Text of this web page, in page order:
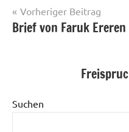
Beitragsnavigation
Vorheriger Beitrag
Brief von Faruk
Suchen